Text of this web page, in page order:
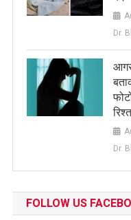
Dr.
Dr.
FOLLOW US